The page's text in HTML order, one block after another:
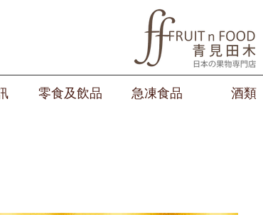
零食及飲品 急凍食品 酒類